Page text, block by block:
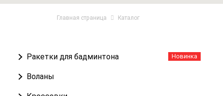
Главная страница Каталог
Ракетки для бадминтона
Воланы
Новинка